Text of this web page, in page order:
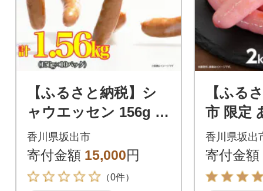
【ふるさと納税】シ
ャウエッセン 156g x
10袋 計1.56kg 食品 あ
らびき ウインナー
香川県坂出市
寄付金額 15,000円
（0件）
【ふる
市 限定
ンナー
kg 食品
蔵
香川県坂出
寄付金額